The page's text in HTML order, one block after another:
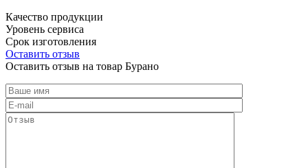
Качество продукции
Уровень сервиса
Срок изготовления
Оставить отзыв
Оставить отзыв на товар Бурано